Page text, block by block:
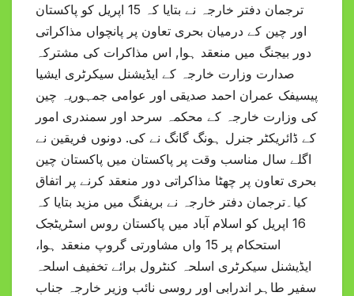
ترجمان دفتر خارجہ نے بتایا کہ 15 اپریل کو پاکستان
اور چین کے درمیان بحری تعاون پر پانچواں مذاکراتی
دور بیجنگ میں منعقد ہوا, اس مذاکرات کی مشترکہ
صدارت وزارت خارجہ کے ایڈیشنل سیکرٹری ایشیا
پیسیفک عمران احمد صدیقی اور عوامی جمہوریہ چین
کی وزارت خارجہ کے محکمہ سرحد اور سمندری امور
کے ڈائریکٹر جنرل ہونگ گانگ نے کی. دونوں فریقین نے
اگلے سال مناسب وقت پر پاکستان میں پاکستان چین
بحری تعاون پر چھٹا مذاکراتی دور منعقد کرنے پر اتفاق
کیا۔ترجمان دفتر خارجہ نے بریفنگ میں مزید بتایا کہ
16 اپریل کو اسلام آباد میں پاکستان روس اسٹریٹجک
استحکام پر 15 واں مشاورتی گروپ منعقد ہوا،
ایڈیشنل سیکرٹری اسلحہ کنٹرول برائے تخفیف اسلحہ
سفیر طاہر اندرابی اور روسی نائب وزیر خارجہ جناب